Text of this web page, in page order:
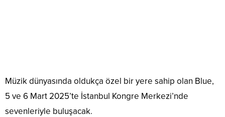
Müzik dünyasında oldukça özel bir yere sahip olan Blue,
5 ve 6 Mart 2025’te İstanbul Kongre Merkezi’nde
sevenleriyle buluşacak.